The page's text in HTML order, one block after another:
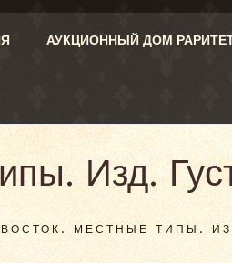
АУКЦИОННЫЙ ДОМ
Изд.
МЕСТНЫЕ ТИПЫ.